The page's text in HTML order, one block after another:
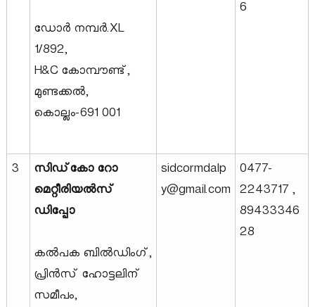
e
ഡോർ നമ്പർ.XL
1/892,
H&C കോമ്പൗണ്ട്,
മുണ്ടക്കൽ,
കൊല്ലം-691 001
6
3
സിഡ്‌കോ റോ
മെറ്റീരിയൽസ്
ഡിപ്പോ
കൽപക ബിൽഡിംഗ്,
പ്രിൻസ് ഹോട്ടലിന്
സമീപം,
sidcormdalp
y@gmail.com
0477-
2243717 ,
89433346
28